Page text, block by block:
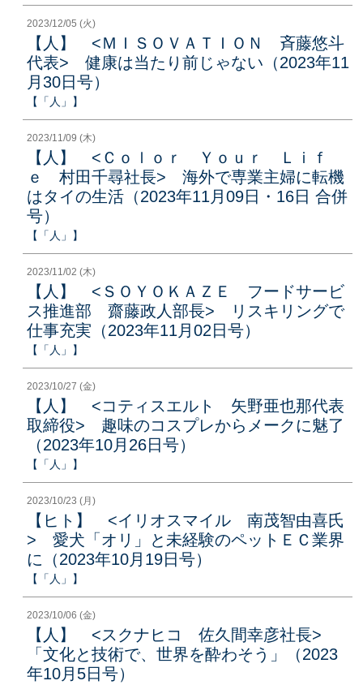
2023/12/05 (火)
【人】 <ＭＩＳＯＶＡＴＩＯＮ 斉藤悠斗
代表> 健康は当たり前じゃない（2023年11
月30日号）
【「人」】
2023/11/09 (木)
【人】 <Ｃｏｌｏｒ Ｙｏｕｒ Ｌｉｆ
ｅ 村田千尋社長> 海外で専業主婦に転機
はタイの生活（2023年11月09日・16日 合併
号）
【「人」】
2023/11/02 (木)
【人】 <ＳＯＹＯＫＡＺＥ フードサービ
ス推進部 齋藤政人部長> リスキリングで
仕事充実（2023年11月02日号）
【「人」】
2023/10/27 (金)
【人】 <コティスエルト 矢野亜也那代表
取締役> 趣味のコスプレからメークに魅了
（2023年10月26日号）
【「人」】
2023/10/23 (月)
【ヒト】 <イリオスマイル 南茂智由喜氏
> 愛犬「オリ」と未経験のペットＥＣ業界
に（2023年10月19日号）
【「人」】
2023/10/06 (金)
【人】 <スクナヒコ 佐久間幸彦社長>
「文化と技術で、世界を酔わそう」（2023
年10月5日号）